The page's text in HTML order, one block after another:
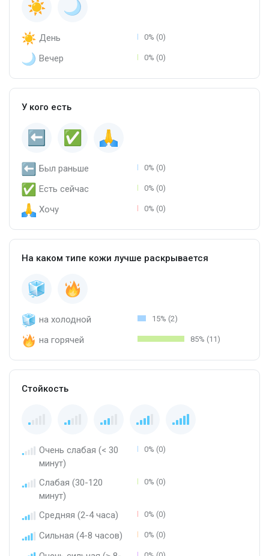
День 0% (0)
Вечер 0% (0)
У кого есть
Был раньше 0% (0)
Есть сейчас 0% (0)
Хочу 0% (0)
На каком типе кожи лучше раскрывается
на холодной 15% (2)
на горячей 85% (11)
Стойкость
Очень слабая (< 30
минут)
0% (0)
Слабая (30-120
минут)
0% (0)
Средняя (2-4 часа) 0% (0)
Сильная (4-8 часов) 0% (0)